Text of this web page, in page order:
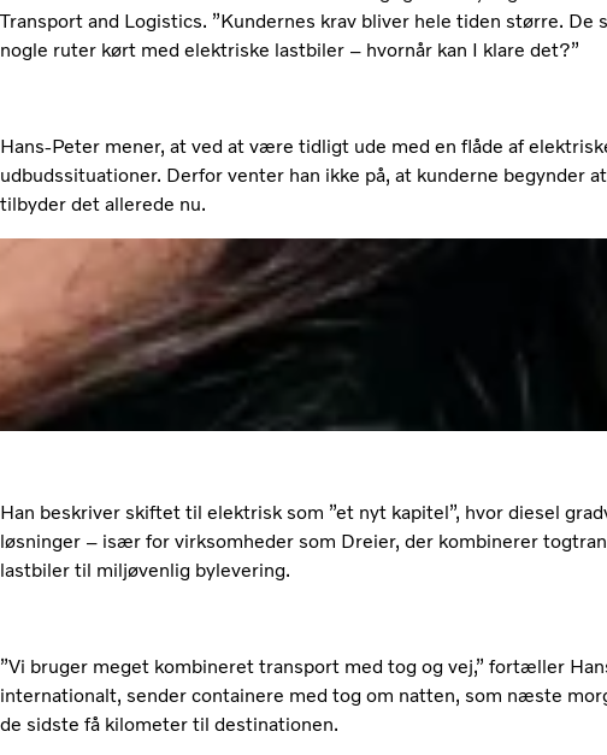
Transport and Logistics. ”Kundernes krav bliver hele tiden større. De
nogle ruter kørt med elektriske lastbiler – hvornår kan I klare det?”
Hans-Peter mener, at ved at være tidligt ude med en flåde af
udbudssituationer. Derfor venter han ikke på, at kunderne begynder
tilbyder det allerede nu.
Han beskriver skiftet til elektrisk som ”et nyt kapitel”, hvor diesel
løsninger – især for virksomheder som Dreier, der kombinerer
lastbiler til miljøvenlig bylevering.
”Vi bruger meget kombineret transport med tog og vej,” fortæller
internationalt, sender containere med tog om natten, som næste
de sidste få kilometer til destinationen.